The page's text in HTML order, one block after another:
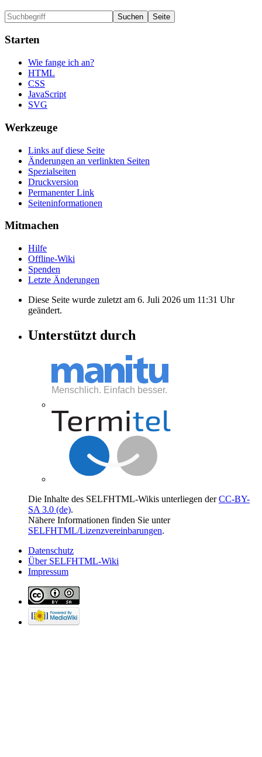
Starten
Wie fange ich an?
HTML
CSS
JavaScript
SVG
Werkzeuge
Links auf diese Seite
Änderungen an verlinkten Seiten
Spezialseiten
Druckversion
Permanenter Link
Seiten­informationen
Mitmachen
Hilfe
Offline-Wiki
Spenden
Letzte Änderungen
Diese Seite wurde zuletzt am 6. Juli 2026 um 11:31 Uhr
geändert.
Unterstützt durch
Die Inhalte des SELFHTML-Wikis unterliegen derCC-BY-
SA 3.0 (de).
Nähere Informationen finden Sie unter
SELFHTML/Lizenzvereinbarungen.
Datenschutz
Über SELFHTML-Wiki
Impressum